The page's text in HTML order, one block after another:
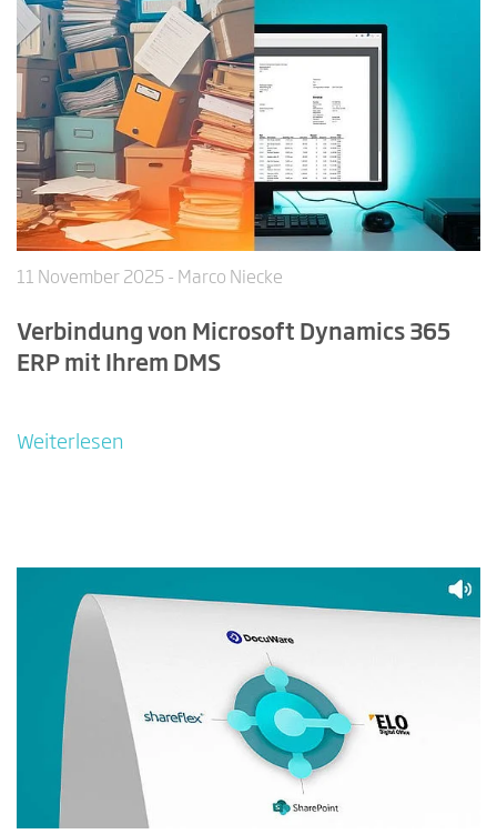
11 November 2025 - Marco Niecke
Verbindung von Microsoft Dynamics 365
ERP mit Ihrem DMS
Weiterlesen